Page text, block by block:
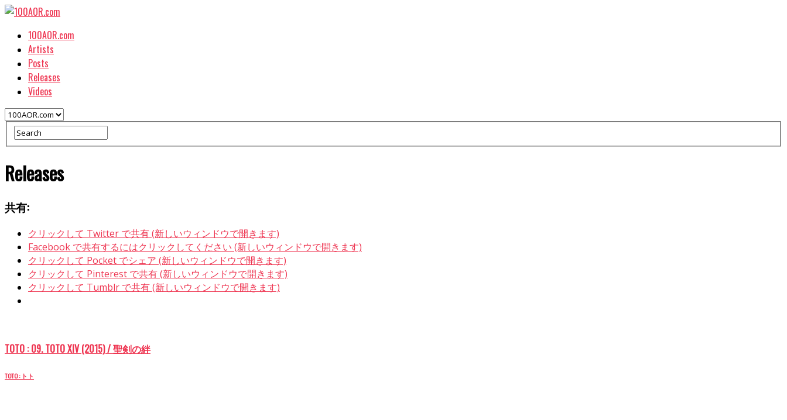
100AOR.com
Artists
Posts
Releases
Videos
Releases
共有:
クリックして Twitter で共有 (新しいウィンドウで開きます)
Facebook で共有するにはクリックしてください (新しいウィンドウで開きます)
クリックして Pocket でシェア (新しいウィンドウで開きます)
クリックして Pinterest で共有 (新しいウィンドウで開きます)
クリックして Tumblr で共有 (新しいウィンドウで開きます)
TOTO : 09. TOTO XIV (2015) / 聖剣の絆
TOTO : トト